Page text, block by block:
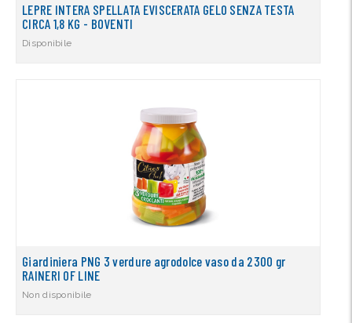
LEPRE INTERA SPELLATA EVISCERATA GELO SENZA TESTA
CIRCA 1,8 KG - BOVENTI
Disponibile
Giardiniera PNG 3 verdure agrodolce vaso da 2300 gr
RAINERI OF LINE
Non disponibile